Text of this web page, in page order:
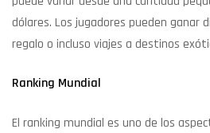
dólares. Los jugadores pueden ganar
regalo o incluso viajes a destinos
Ranking Mundial
El ranking mundial es uno de los